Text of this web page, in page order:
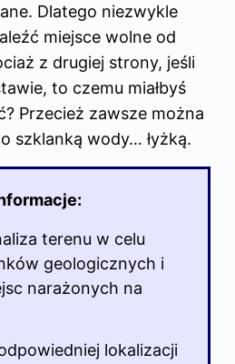
Dlatego niezwykle
miejsce wolne od
z drugiej strony, jeśli
to czemu miałbyś
Przecież zawsze można
szklanką wody… łyżką.
terenu w celu
geologicznych i
narażonych na
lokalizacji